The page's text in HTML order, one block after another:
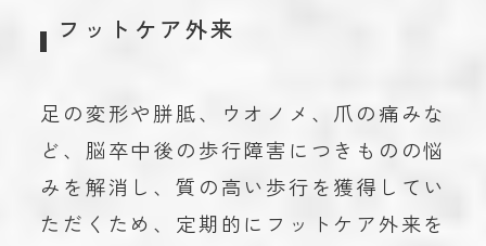
フットケア外来
足の変形や胼胝、ウオノメ、爪の痛みな
ど、脳卒中後の歩行障害につきものの悩
みを解消し、質の高い歩行を獲得してい
ただくため、定期的にフットケア外来を